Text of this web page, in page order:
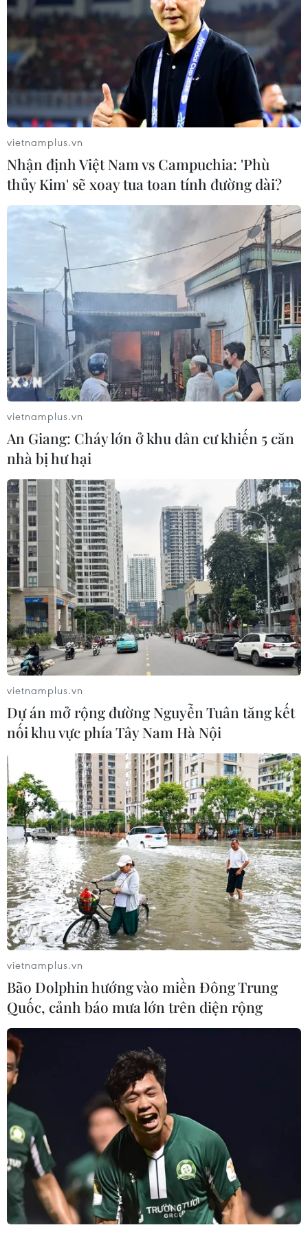
vietnamplus.vn
Nhận định Việt Nam vs Campuchia: 'Phù
thủy Kim' sẽ xoay tua toan tính đường dài?
vietnamplus.vn
An Giang: Cháy lớn ở khu dân cư khiến 5 căn
nhà bị hư hại
vietnamplus.vn
Dự án mở rộng đường Nguyễn Tuân tăng kết
nối khu vực phía Tây Nam Hà Nội
vietnamplus.vn
Bão Dolphin hướng vào miền Đông Trung
Quốc, cảnh báo mưa lớn trên diện rộng